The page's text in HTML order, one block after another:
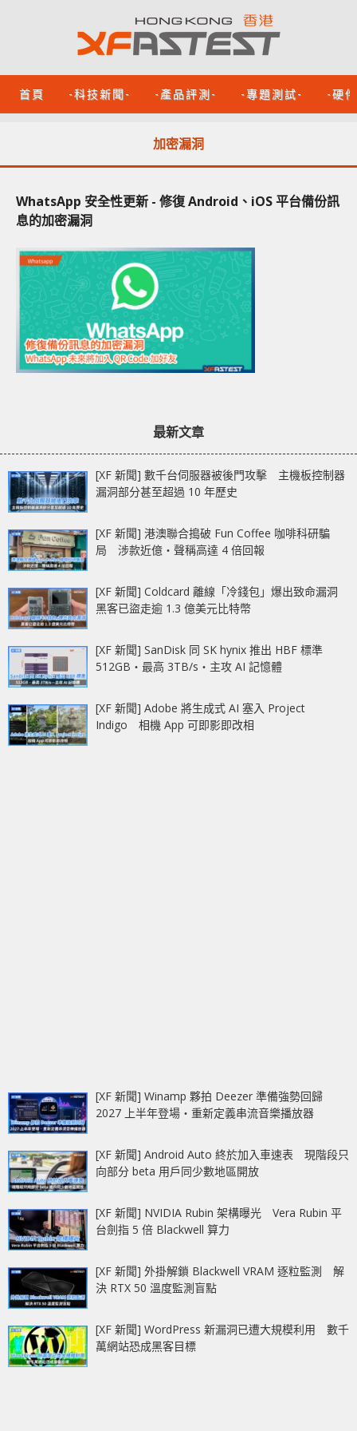
首頁 -科技新聞- -產品評測- -專題測試- -硬
加密漏洞
WhatsApp 安全性更新 - 修復 Android、iOS 平台備份訊
息的加密漏洞
最新文章
[XF 新聞] 數千台伺服器被後門攻擊 主機板控制器
漏洞部分甚至超過 10 年歷史
[XF 新聞] 港澳聯合搗破 Fun Coffee 咖啡科研騙
局 涉款近億‧聲稱高達 4 倍回報
[XF 新聞] Coldcard 離線「冷錢包」爆出致命漏洞
黑客已盜走逾 1.3 億美元比特幣
[XF 新聞] SanDisk 同 SK hynix 推出 HBF 標準
512GB‧最高 3TB/s‧主攻 AI 記憶體
[XF 新聞] Adobe 將生成式 AI 塞入 Project
Indigo 相機 App 可即影即改相
[XF 新聞] Winamp 夥拍 Deezer 準備強勢回歸
2027 上半年登場‧重新定義串流音樂播放器
[XF 新聞] Android Auto 終於加入車速表 現階段只
向部分 beta 用戶同少數地區開放
[XF 新聞] NVIDIA Rubin 架構曝光 Vera Rubin 平
台劍指 5 倍 Blackwell 算力
[XF 新聞] 外掛解鎖 Blackwell VRAM 逐粒監測 解
決 RTX 50 溫度監測盲點
[XF 新聞] WordPress 新漏洞已遭大規模利用 數千
萬網站恐成黑客目標